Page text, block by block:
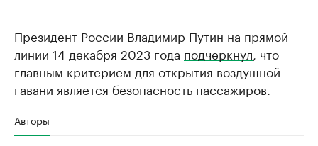
Президент России Владимир Путин на прямой
линии 14 декабря 2023 года подчеркнул , что
главным критерием для открытия воздушной
гавани является безопасность пассажиров.
Авторы